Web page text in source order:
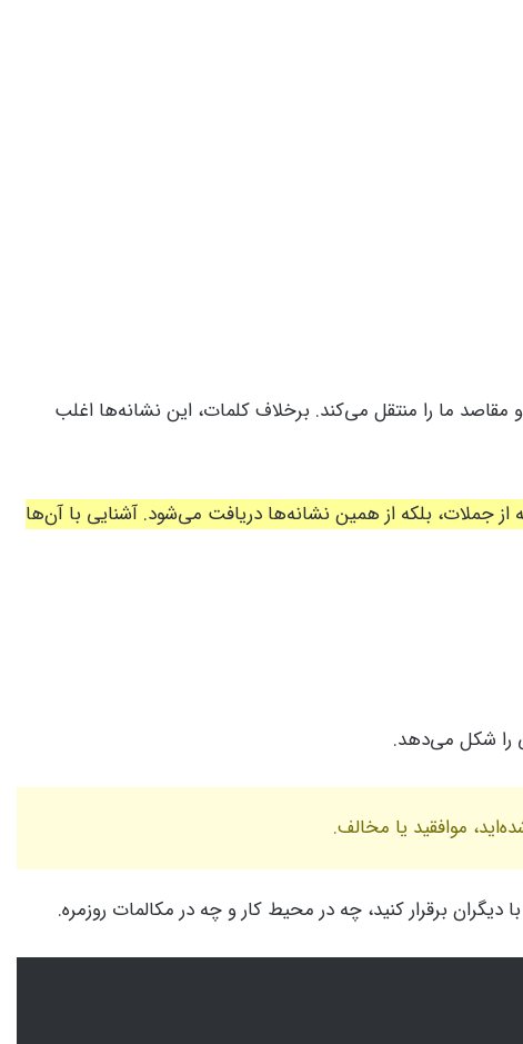
ما را منتقل می‌کند. برخلاف کلمات، این نشانه‌ها اغلب
جملات، بلکه از همین نشانه‌ها دریافت می‌شود. آشنایی با آن‌ها
را شکل می‌دهد.
موافقید یا مخالف.
برقرار کنید، چه در محیط کار و چه در مکالمات روزمره.